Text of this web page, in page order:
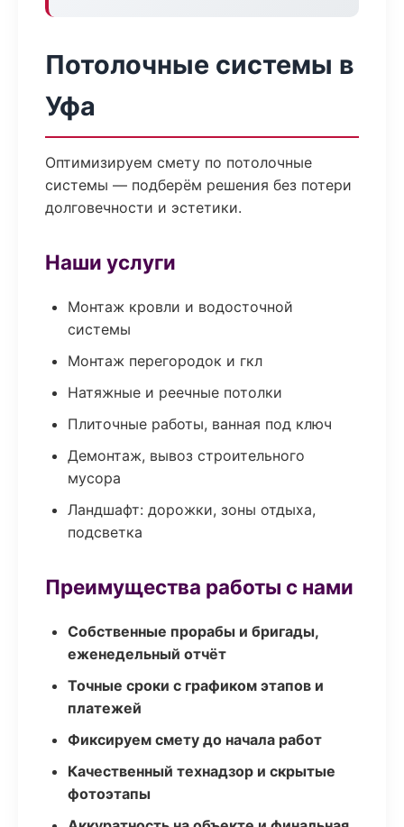
Потолочные системы в
Уфа
Оптимизируем смету по потолочные
системы — подберём решения без потери
долговечности и эстетики.
Наши услуги
Монтаж кровли и водосточной
системы
Монтаж перегородок и гкл
Натяжные и реечные потолки
Плиточные работы, ванная под ключ
Демонтаж, вывоз строительного
мусора
Ландшафт: дорожки, зоны отдыха,
подсветка
Преимущества работы с нами
Собственные прорабы и бригады,
еженедельный отчёт
Точные сроки с графиком этапов и
платежей
Фиксируем смету до начала работ
Качественный технадзор и скрытые
фотоэтапы